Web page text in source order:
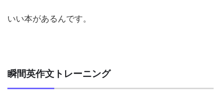
いい本があるんです。
瞬間英作文トレーニング